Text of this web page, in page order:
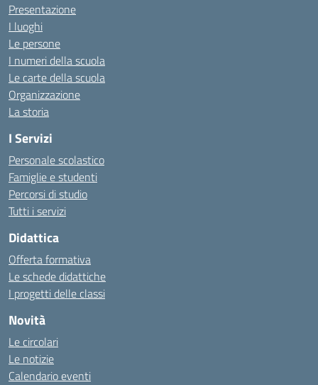
Presentazione
I luoghi
Le persone
I numeri della scuola
Le carte della scuola
Organizzazione
La storia
I Servizi
Personale scolastico
Famiglie e studenti
Percorsi di studio
Tutti i servizi
Didattica
Offerta formativa
Le schede didattiche
I progetti delle classi
Novità
Le circolari
Le notizie
Calendario eventi